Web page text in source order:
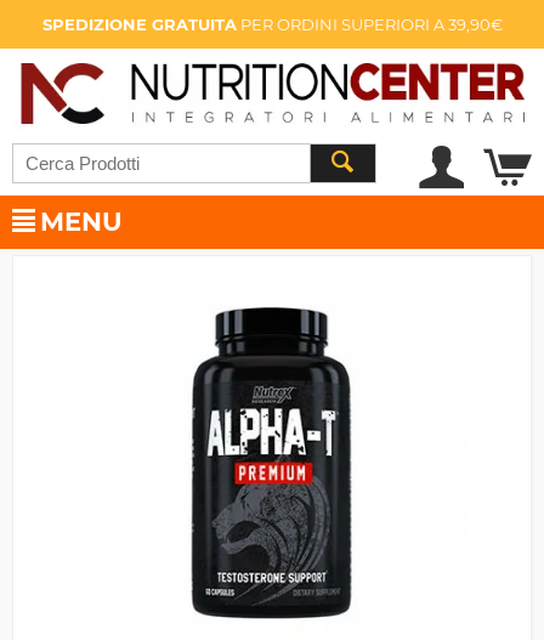
SPEDIZIONE GRATUITAPER ORDINI SUPERIORI A 39,90€
MENU